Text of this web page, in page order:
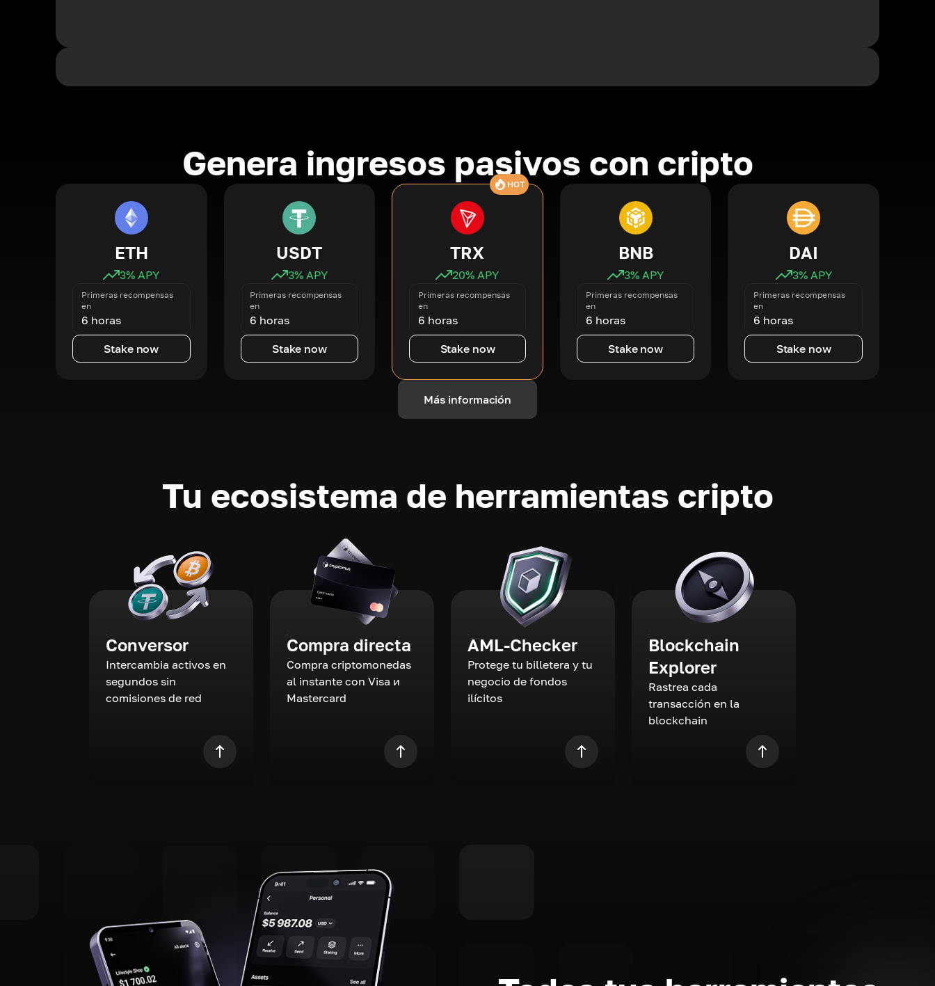
Genera ingresos pasivos con cripto
ETH
3% APY
Primeras recompensas
en
6 horas
Stake now
USDT
3% APY
Primeras recompensas
en
6 horas
Stake now
HOT
TRX
20% APY
Primeras recompensas
en
6 horas
Stake now
BNB
3% APY
Primeras recompensas
en
6 horas
Stake now
DAI
3% APY
Primeras recompensas
en
6 horas
Stake now
Más información
Tu ecosistema de herramientas cripto
Conversor
Intercambia activos en
segundos sin
comisiones de red
Compra directa
Compra criptomonedas
al instante con Visa и
Mastercard
AML-Checker
Protege tu billetera y tu
negocio de fondos
ilícitos
Blockchain
Explorer
Rastrea cada
transacción en la
blockchain